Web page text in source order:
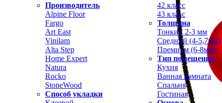
Производитель
Alpine Floor
Fargo
Art East
Vinilam
Alta Step
Home Expert
Natura
Rocko
StoneWood
Способ укладки
42 класс
43 класс
Толщина
Тонкий 2-3 мм
Средний (4-5,7мм)
Премиум (6-8мм)
Тип помещения
Кухня
Ванная комната
Спальня
Гостиная